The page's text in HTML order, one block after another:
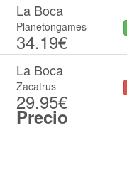
Precio
La Boca
Planetongames
34.19€
La Boca
Zacatrus
29.95€